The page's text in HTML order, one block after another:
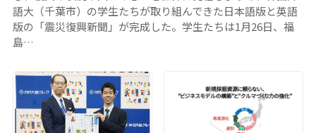
語大（千葉市）の学生たちが取り組んできた日本語版と英語
版の「震災復興新聞」が完成した。学生たちは1月26日、福
島…